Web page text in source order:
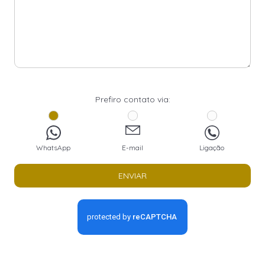
Prefiro contato via:
WhatsApp E-mail Ligação
ENVIAR